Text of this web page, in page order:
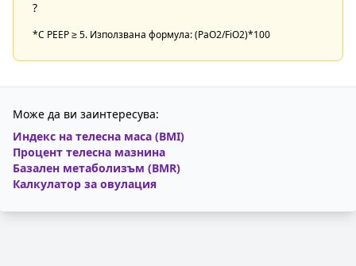
?
*С PEEP ≥ 5. Използвана формула: (PaO2/FiO2)*100
Може да ви заинтересува:
Индекс на телесна маса (BMI)
Процент телесна мазнина
Базален метаболизъм (BMR)
Калкулатор за овулация